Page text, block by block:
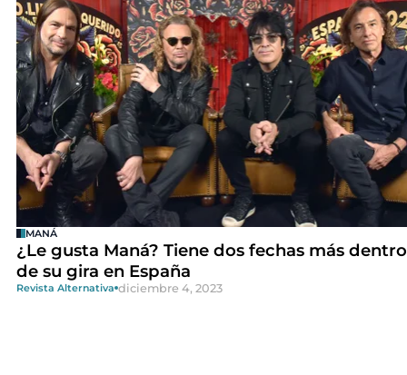
MANÁ
¿Le gusta Maná? Tiene dos fechas más dentro
de su gira en España
Revista Alternativa diciembre 4, 2023